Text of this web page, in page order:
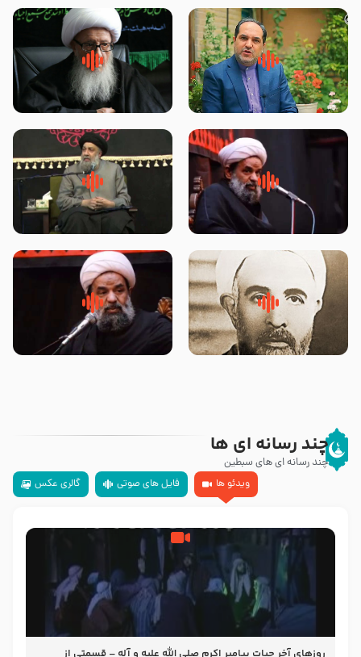
پیامبر صلی الله علیه وآله و سلم
فرمودند وای بر بچه های آخر
زوّار اربعین امام حسین (علیه
السلام) با این اشتیاق به زیارت
روضه جانسوز پاره های جگر امام
حسن مجتبی علیه السلام-حجت
لقب حضرت رقیه سلام الله علیها به
چه معناست – حجت الاسلام علوی
روضه‌ی مجلس یزید ملعون و
اسارت اهل‌بیت علیهم‌السلام –
سلام جوانی که امام حسین علیه
السلام خودش جوابش را دادند
چند رسانه ای ها
چند رسانه ای های سبطین
ویدئو ها
فایل های صوتی گالری عکس
روزهای آخر حیات پیامبر اکرم صلی الله علیه و آله – قسمتی از